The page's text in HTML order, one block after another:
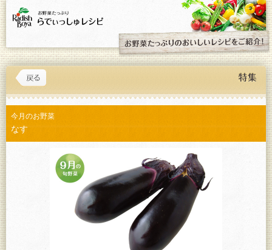
今月のお野菜
なす